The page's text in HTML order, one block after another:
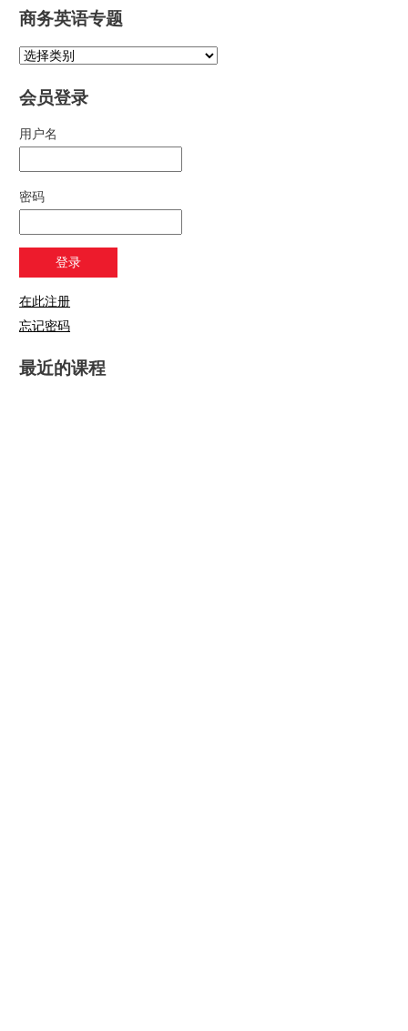
商务英语专题
会员登录
用户名
密码
在此注册
忘记密码
最近的课程